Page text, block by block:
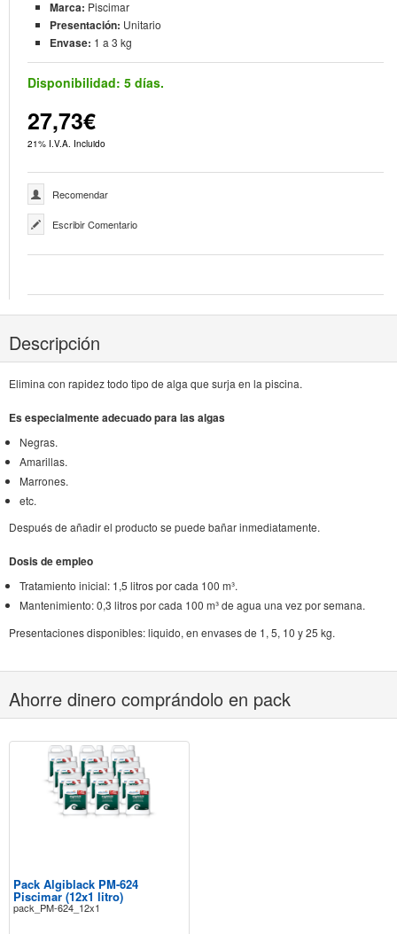
Marca: Piscimar
Presentación: Unitario
Envase: 1 a 3 kg
Disponibilidad: 5 días.
27,73€
21% I.V.A. Incluido
Recomendar
Escribir Comentario
Descripción
Elimina con rapidez todo tipo de alga que surja en la piscina.
Es especialmente adecuado para las algas
Negras.
Amarillas.
Marrones.
etc.
Después de añadir el producto se puede bañar inmediatamente.
Dosis de empleo
Tratamiento inicial: 1,5 litros por cada 100 m³.
Mantenimiento: 0,3 litros por cada 100 m³ de agua una vez por semana.
Presentaciones disponibles: liquido, en envases de 1, 5, 10 y 25 kg.
Ahorre dinero comprándolo en pack
Pack Algiblack PM-624
Piscimar (12x1 litro)
pack_PM-624_12x1